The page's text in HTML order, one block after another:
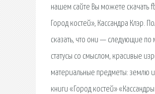
нашем сайте Вы можете скачать
Город костей», Кассандра Клэр.
сказать, что они — следующие
статусы со смыслом, красивые
материальные предметы: землю
книги «Город костей»